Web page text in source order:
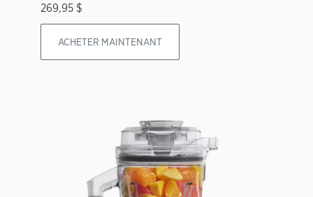
269,95 $
ACHETER MAINTENANT